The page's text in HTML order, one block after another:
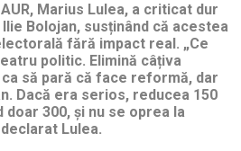
Marius Lulea, a criticat dur
Bolojan, susținând că acestea
fără impact real. „Ce
politic. Elimină câțiva
să pară că face reformă, dar
Dacă era serios, reducea 150
300, și nu se oprea la
Lulea.